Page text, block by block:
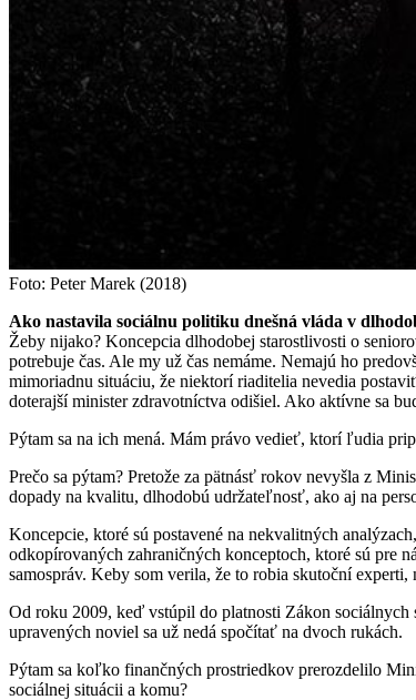
Foto: Peter Marek (2018)
Ako nastavila sociálnu politiku dnešná vláda v
Žeby nijako? Koncepcia dlhodobej starostlivosti o
potrebuje čas. Ale my už čas nemáme. Nemajú ho
mimoriadnu situáciu, že niektorí riaditelia nevedia
doterajší minister zdravotníctva odišiel. Ako aktívne sa
Pýtam sa na ich mená. Mám právo vedieť, ktorí ľudia
Prečo sa pýtam? Pretože za pätnásť rokov nevyšla z
dopady na kvalitu, dlhodobú udržateľnosť, ako aj na
Koncepcie, ktoré sú postavené na nekvalitných
odkopírovaných zahraničných konceptoch, ktoré sú pre
samospráv. Keby som verila, že to robia skutoční
Od roku 2009, keď vstúpil do platnosti Zákon sociálnych
upravených noviel sa už nedá spočítať na dvoch rukách.
Pýtam sa koľko finančných prostriedkov prerozdelilo
sociálnej situácii a komu?